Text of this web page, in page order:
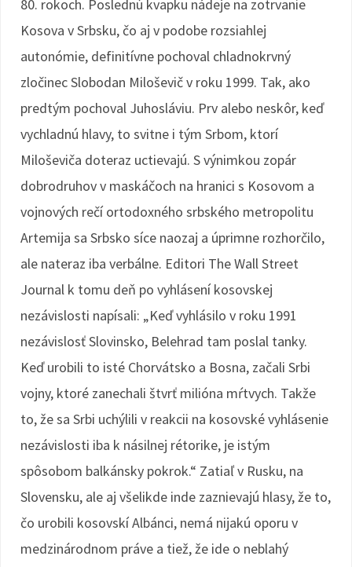
80. rokoch. Poslednú kvapku nádeje na zotrvanie
Kosova v Srbsku, čo aj v podobe rozsiahlej
autonómie, definitívne pochoval chladnokrvný
zločinec Slobodan Miloševič v roku 1999. Tak, ako
predtým pochoval Juhosláviu. Prv alebo neskôr, keď
vychladnú hlavy, to svitne i tým Srbom, ktorí
Miloševiča doteraz uctievajú. S výnimkou zopár
dobrodruhov v maskáčoch na hranici s Kosovom a
vojnových rečí ortodoxného srbského metropolitu
Artemija sa Srbsko síce naozaj a úprimne rozhorčilo,
ale nateraz iba verbálne. Editori The Wall Street
Journal k tomu deň po vyhlásení kosovskej
nezávislosti napísali: „Keď vyhlásilo v roku 1991
nezávislosť Slovinsko, Belehrad tam poslal tanky.
Keď urobili to isté Chorvátsko a Bosna, začali Srbi
vojny, ktoré zanechali štvrť milióna mŕtvych. Takže
to, že sa Srbi uchýlili v reakcii na kosovské vyhlásenie
nezávislosti iba k násilnej rétorike, je istým
spôsobom balkánsky pokrok.“ Zatiaľ v Rusku, na
Slovensku, ale aj všelikde inde zaznievajú hlasy, že to,
čo urobili kosovskí Albánci, nemá nijakú oporu v
medzinárodnom práve a tiež, že ide o neblahý